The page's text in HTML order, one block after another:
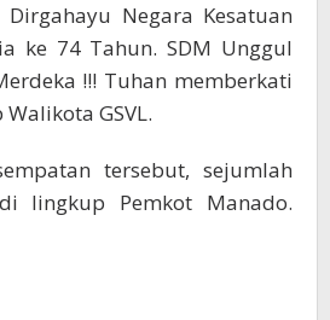
Negara Kesatuan
ke 74 Tahun. SDM Unggul
!!! Tuhan memberkati
GSVL.
tersebut, sejumlah
lingkup Pemkot Manado.